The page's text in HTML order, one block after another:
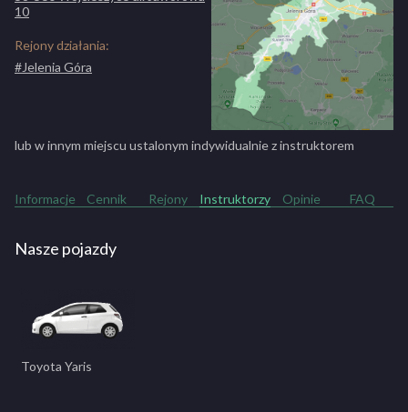
10
Rejony działania:
#Jelenia Góra
lub w innym miejscu ustalonym indywidualnie z instruktorem
Informacje Cennik Rejony Instruktorzy Opinie FAQ
Nasze pojazdy
Toyota Yaris